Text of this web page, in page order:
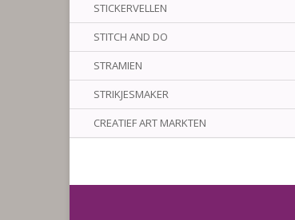
STICKERVELLEN
STITCH AND DO
STRAMIEN
STRIKJESMAKER
CREATIEF ART MARKTEN